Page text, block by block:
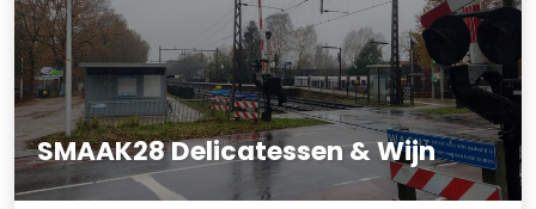
SMAAK28 Delicatessen & Wijn